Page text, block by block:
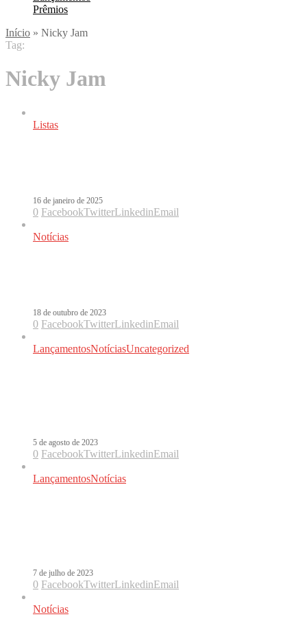
Prêmios
Início » Nicky Jam
Tag:
Nicky Jam
Listas
16 de janeiro de 2025
0 FacebookTwitterLinkedinEmail
Notícias
18 de outubro de 2023
0 FacebookTwitterLinkedinEmail
LançamentosNotíciasUncategorized
5 de agosto de 2023
0 FacebookTwitterLinkedinEmail
LançamentosNotícias
7 de julho de 2023
0 FacebookTwitterLinkedinEmail
Notícias